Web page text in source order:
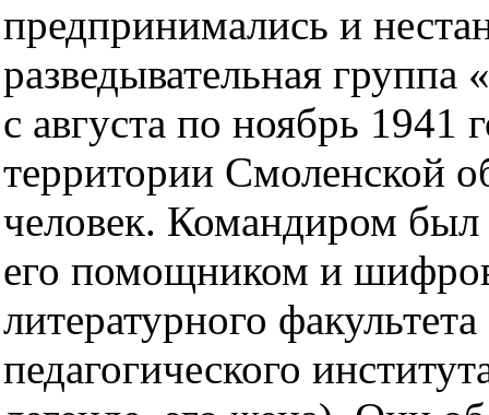
предпринимались и
разведывательная
с августа по ноябрь 1941
территории Смоленской
человек. Командиром
его помощником и
литературного
педагогического